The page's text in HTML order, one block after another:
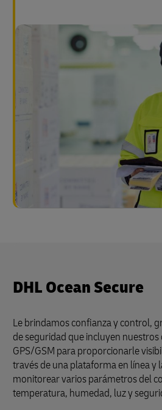
DHL Ocean Secure
Le brindamos confianza y control,
de seguridad que incluyen
GPS/GSM para proporcionarle
través de una plataforma en línea y
monitorear varios parámetros del
temperatura, humedad, luz y